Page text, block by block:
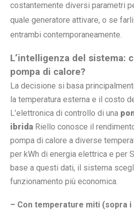
costantemente diversi parametri
quale generatore attivare, o se
entrambi contemporaneamente.
L’intelligenza del sistema:
pompa di calore?
La decisione si basa
la temperatura esterna e il costo
L’elettronica di controllo di una
ibrida Riello conosce il
pompa di calore a diverse
per kWh di energia elettrica e per
base a questi dati, il sistema
funzionamento più economica.
– Con temperature miti (sopra i